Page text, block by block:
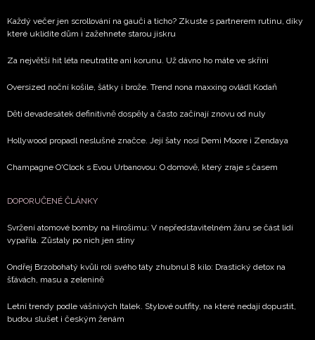
Každý večer jen scrollování na gauči a ticho? Zkuste s partnerem rutinu, díky
které uklidíte dům i zažehnete starou jiskru
Za největší hit léta neutratíte ani korunu. Už dávno ho máte ve skříni
Oversized noční košile, šátky i brože. Trend nona maxxing ovládl Kodaň
Děti devadesátek definitivně dospěly a často začínají znovu od nuly
Hollywood propadl neslušné značce. Její šaty nosí Demi Moore i Zendaya
Champagne O'Clock s Evou Urbanovou: O domově, který zraje s časem
DOPORUČENÉ ČLÁNKY
Svržení atomové bomby na Hirošimu: V nepředstavitelném žáru se část lidí
vypařila. Zůstaly po nich jen stíny
Ondřej Brzobohatý kvůli roli svého táty zhubnul 8 kilo: Drastický detox na
šťávách, masu a zelenině
Letní trendy podle vášnivých Italek. Stylové outfity, na které nedají dopustit,
budou slušet i českým ženám